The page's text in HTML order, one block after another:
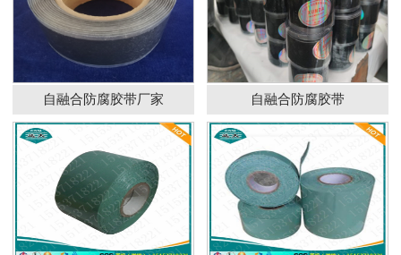
自融合防腐胶带厂家 自融合防腐胶带